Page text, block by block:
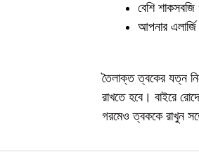
বেশি
আপনার
তৈলাক্ত ত্বকের যত্ন
রাখতে হবে। বাইরে
গরমেও ত্বককে রাখুন